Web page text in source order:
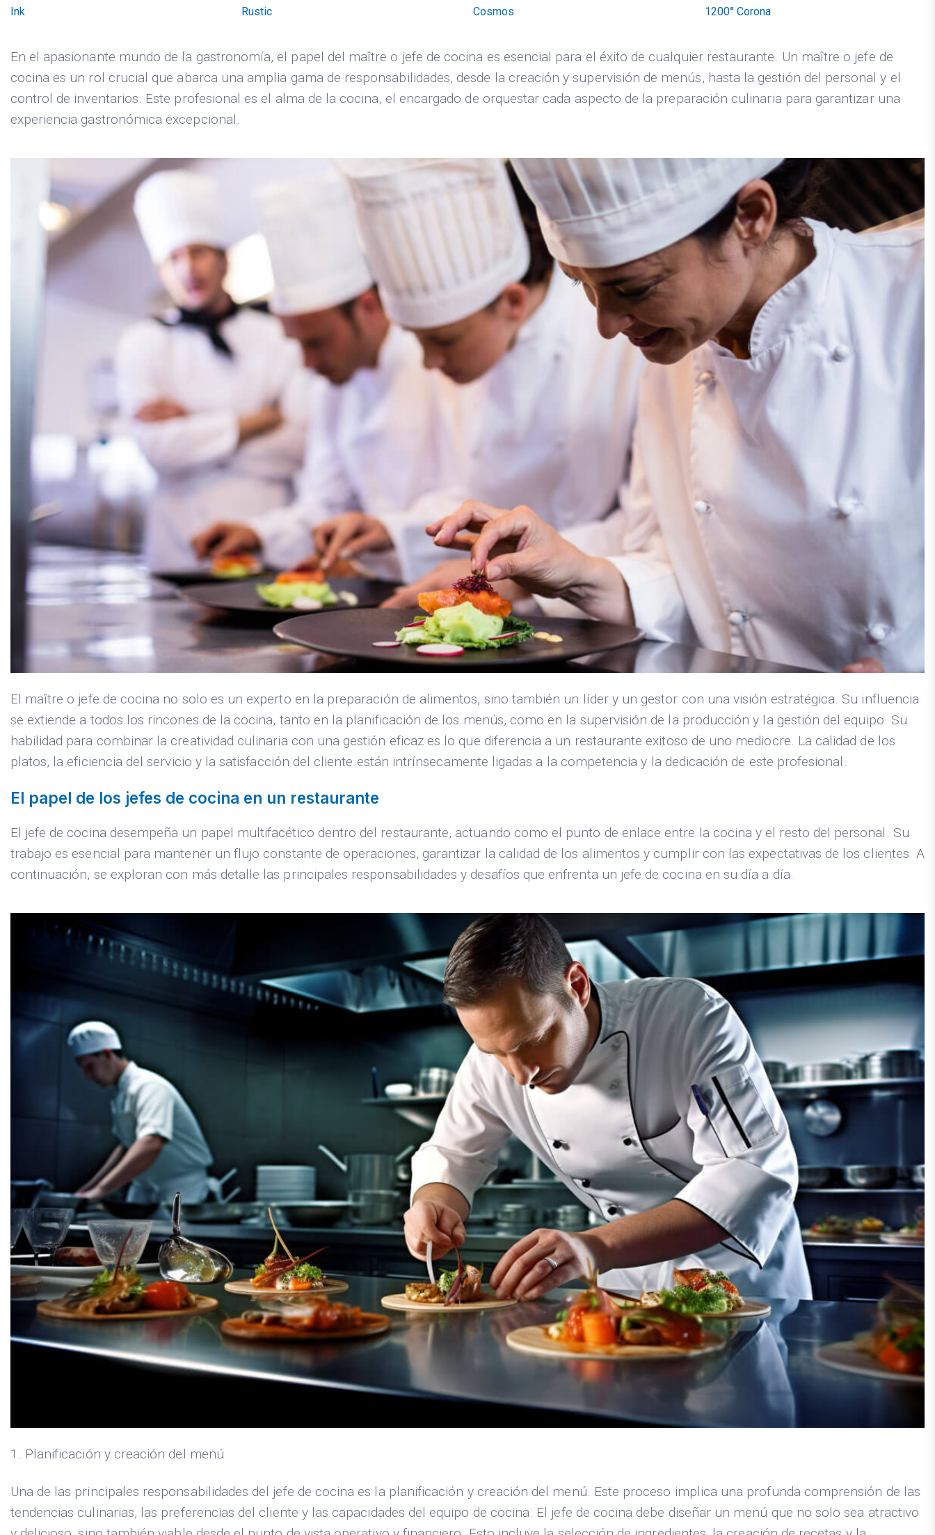
Ink Rustic Cosmos 1200° Corona
En el apasionante mundo de la gastronomía, el papel del maître o jefe de cocina es esencial para el éxito de cualquier restaurante. Un maître o jefe de
cocina es un rol crucial que abarca una amplia gama de responsabilidades, desde la creación y supervisión de menús, hasta la gestión del personal y el
control de inventarios. Este profesional es el alma de la cocina, el encargado de orquestar cada aspecto de la preparación culinaria para garantizar una
experiencia gastronómica excepcional.
El maître o jefe de cocina no solo es un experto en la preparación de alimentos, sino también un líder y un gestor con una visión estratégica. Su influencia
se extiende a todos los rincones de la cocina, tanto en la planificación de los menús, como en la supervisión de la producción y la gestión del equipo. Su
habilidad para combinar la creatividad culinaria con una gestión eficaz es lo que diferencia a un restaurante exitoso de uno mediocre. La calidad de los
platos, la eficiencia del servicio y la satisfacción del cliente están intrínsecamente ligadas a la competencia y la dedicación de este profesional.
El papel de los jefes de cocina en un restaurante
El jefe de cocina desempeña un papel multifacético dentro del restaurante, actuando como el punto de enlace entre la cocina y el resto del personal. Su
trabajo es esencial para mantener un flujo constante de operaciones, garantizar la calidad de los alimentos y cumplir con las expectativas de los clientes. A
continuación, se exploran con más detalle las principales responsabilidades y desafíos que enfrenta un jefe de cocina en su día a día.
1. Planificación y creación del menú
Una de las principales responsabilidades del jefe de cocina es la planificación y creación del menú. Este proceso implica una profunda comprensión de las
tendencias culinarias, las preferencias del cliente y las capacidades del equipo de cocina. El jefe de cocina debe diseñar un menú que no solo sea atractivo